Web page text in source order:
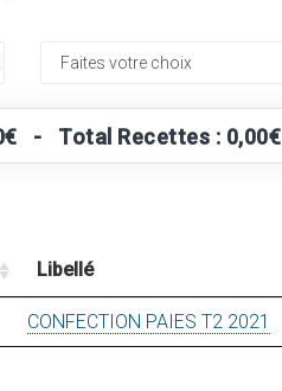
- Total Recettes : 0,00€
Libellé
CONFECTION PAIES T2 2021